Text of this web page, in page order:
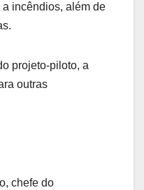
incêndios, além de
projeto-piloto, a
outras
chefe do